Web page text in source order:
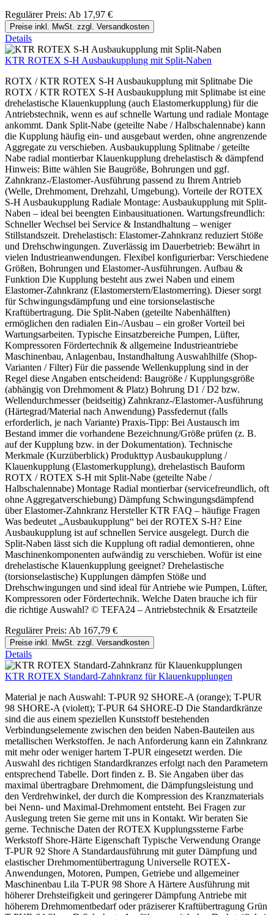
Regulärer Preis: Ab 17,97 €
Preise inkl. MwSt. zzgl. Versandkosten
Details
KTR ROTEX S-H Ausbaukupplung mit Split-Naben
ROTX / KTR ROTEX S-H Ausbaukupplung mit Splitnabe Die
ROTX / KTR ROTEX S-H Ausbaukupplung mit Splitnabe ist eine
drehelastische Klauenkupplung (auch Elastomerkupplung) für die
Antriebstechnik, wenn es auf schnelle Wartung und radiale Montage
ankommt. Dank Split-Nabe (geteilte Nabe / Halbschalennabe) kann
die Kupplung häufig ein- und ausgebaut werden, ohne angrenzende
Aggregate zu verschieben. Ausbaukupplung Splitnabe / geteilte
Nabe radial montierbar Klauenkupplung drehelastisch & dämpfend
Hinweis: Bitte wählen Sie Baugröße, Bohrungen und ggf.
Zahnkranz-/Elastomer-Ausführung passend zu Ihrem Antrieb
(Welle, Drehmoment, Drehzahl, Umgebung). Vorteile der ROTEX
S-H Ausbaukupplung Radiale Montage: Ausbaukupplung mit Split-
Naben – ideal bei beengten Einbausituationen. Wartungsfreundlich:
Schneller Wechsel bei Service & Instandhaltung – weniger
Stillstandszeit. Drehelastisch: Elastomer-Zahnkranz reduziert Stöße
und Drehschwingungen. Zuverlässig im Dauerbetrieb: Bewährt in
vielen Industrieanwendungen. Flexibel konfigurierbar: Verschiedene
Größen, Bohrungen und Elastomer-Ausführungen. Aufbau &
Funktion Die Kupplung besteht aus zwei Naben und einem
Elastomer-Zahnkranz (Elastomerstern/Elastomerring). Dieser sorgt
für Schwingungsdämpfung und eine torsionselastische
Kraftübertragung. Die Split-Naben (geteilte Nabenhälften)
ermöglichen den radialen Ein-/Ausbau – ein großer Vorteil bei
Wartungsarbeiten. Typische Einsatzbereiche Pumpen, Lüfter,
Kompressoren Fördertechnik & allgemeine Industrieantriebe
Maschinenbau, Anlagenbau, Instandhaltung Auswahlhilfe (Shop-
Varianten / Filter) Für die passende Wellenkupplung sind in der
Regel diese Angaben entscheidend: Baugröße / Kupplungsgröße
(abhängig von Drehmoment & Platz) Bohrung D1 / D2 bzw.
Wellendurchmesser (beidseitig) Zahnkranz-/Elastomer-Ausführung
(Härtegrad/Material nach Anwendung) Passfedernut (falls
erforderlich, je nach Variante) Praxis-Tipp: Bei Austausch im
Bestand immer die vorhandene Bezeichnung/Größe prüfen (z. B.
auf der Kupplung bzw. in der Dokumentation). Technische
Merkmale (Kurzüberblick) Produkttyp Ausbaukupplung /
Klauenkupplung (Elastomerkupplung), drehelastisch Bauform
ROTX / ROTEX S-H mit Split-Nabe (geteilte Nabe /
Halbschalennabe) Montage Radial montierbar (servicefreundlich, oft
ohne Aggregatverschiebung) Dämpfung Schwingungsdämpfend
über Elastomer-Zahnkranz Hersteller KTR FAQ – häufige Fragen
Was bedeutet „Ausbaukupplung“ bei der ROTEX S-H? Eine
Ausbaukupplung ist auf schnellen Service ausgelegt. Durch die
Split-Naben lässt sich die Kupplung oft radial demontieren, ohne
Maschinenkomponenten aufwändig zu verschieben. Wofür ist eine
drehelastische Klauenkupplung geeignet? Drehelastische
(torsionselastische) Kupplungen dämpfen Stöße und
Drehschwingungen und sind ideal für Antriebe wie Pumpen, Lüfter,
Kompressoren oder Fördertechnik. Welche Daten brauche ich für
die richtige Auswahl? © TEFA24 – Antriebstechnik & Ersatzteile
Regulärer Preis: Ab 167,79 €
Preise inkl. MwSt. zzgl. Versandkosten
Details
KTR ROTEX Standard-Zahnkranz für Klauenkupplungen
Material je nach Auswahl: T-PUR 92 SHORE-A (orange); T-PUR
98 SHORE-A (violett); T-PUR 64 SHORE-D Die Standardkränze
sind die aus einem speziellen Kunststoff bestehenden
Verbindungselemente zwischen den beiden Naben-Bauteilen aus
metallischen Werkstoffen. Je nach Anforderung kann ein Zahnkranz
mit mehr oder weniger hartem T-PUR eingesetzt werden. Die
Auswahl des richtigen Standardkranzes erfolgt nach den Parametern
entsprechend Tabelle. Dort finden z. B. Sie Angaben über das
maximal übertragbare Drehmoment, die Dämpfungsleistung und
den Verdrehwinkel, der durch die Kompression des Kranzmaterials
bei Nenn- und Maximal-Drehmoment entsteht. Bei Fragen zur
Auslegung treten Sie gerne mit uns in Kontakt. Wir beraten Sie
gerne. Technische Daten der ROTEX Kupplungssterne Farbe
Werkstoff Shore-Härte Eigenschaft Typische Verwendung Orange
T-PUR 92 Shore A Standardausführung mit guter Dämpfung und
elastischer Drehmomentübertragung Universelle ROTEX-
Anwendungen, Motoren, Pumpen, Getriebe und allgemeiner
Maschinenbau Lila T-PUR 98 Shore A Härtere Ausführung mit
höherer Drehsteifigkeit und geringerer Dämpfung Antriebe mit
höherem Drehmomentbedarf oder präziserer Kraftübertragung Grün